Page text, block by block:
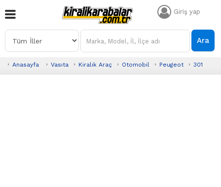
Giriş yap
Ara
Anasayfa Vasıta Kiralık Araç Otomobil Peugeot 301